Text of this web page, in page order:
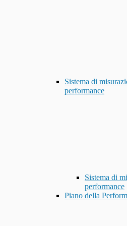
Sistema di
performance
Sistema di
performance
Piano della